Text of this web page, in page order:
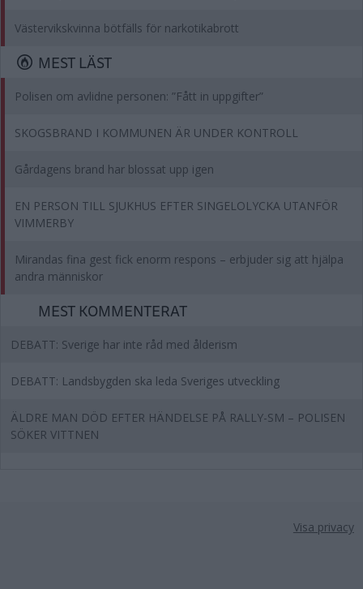
Västervikskvinna bötfälls för narkotikabrott
MEST LÄST
Polisen om avlidne personen: ”Fått in uppgifter”
SKOGSBRAND I KOMMUNEN ÄR UNDER KONTROLL
Gårdagens brand har blossat upp igen
EN PERSON TILL SJUKHUS EFTER SINGELOLYCKA UTANFÖR
VIMMERBY
Mirandas fina gest fick enorm respons – erbjuder sig att hjälpa
andra människor
MEST KOMMENTERAT
DEBATT: Sverige har inte råd med ålderism
DEBATT: Landsbygden ska leda Sveriges utveckling
ÄLDRE MAN DÖD EFTER HÄNDELSE PÅ RALLY-SM – POLISEN
SÖKER VITTNEN
Visa privacy